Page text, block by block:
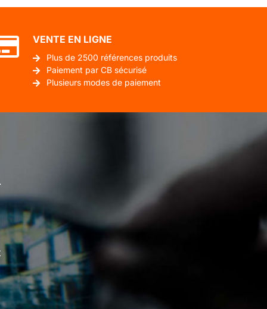
VENTE EN LIGNE
Plus de 2500 références produits
Paiement par CB sécurisé
Plusieurs modes de paiement